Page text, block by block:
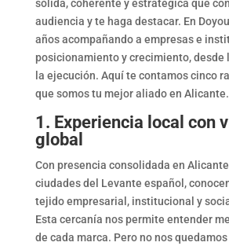
sólida, coherente y estratégica que
audiencia y te haga destacar. En
años acompañando a empresas e
posicionamiento y crecimiento, desde
la ejecución. Aquí te contamos cinco
que somos tu mejor aliado en Alicante.
1. Experiencia local con
global
Con presencia consolidada en
ciudades del Levante español,
tejido empresarial, institucional y
Esta cercanía nos permite entender
de cada marca. Pero no nos